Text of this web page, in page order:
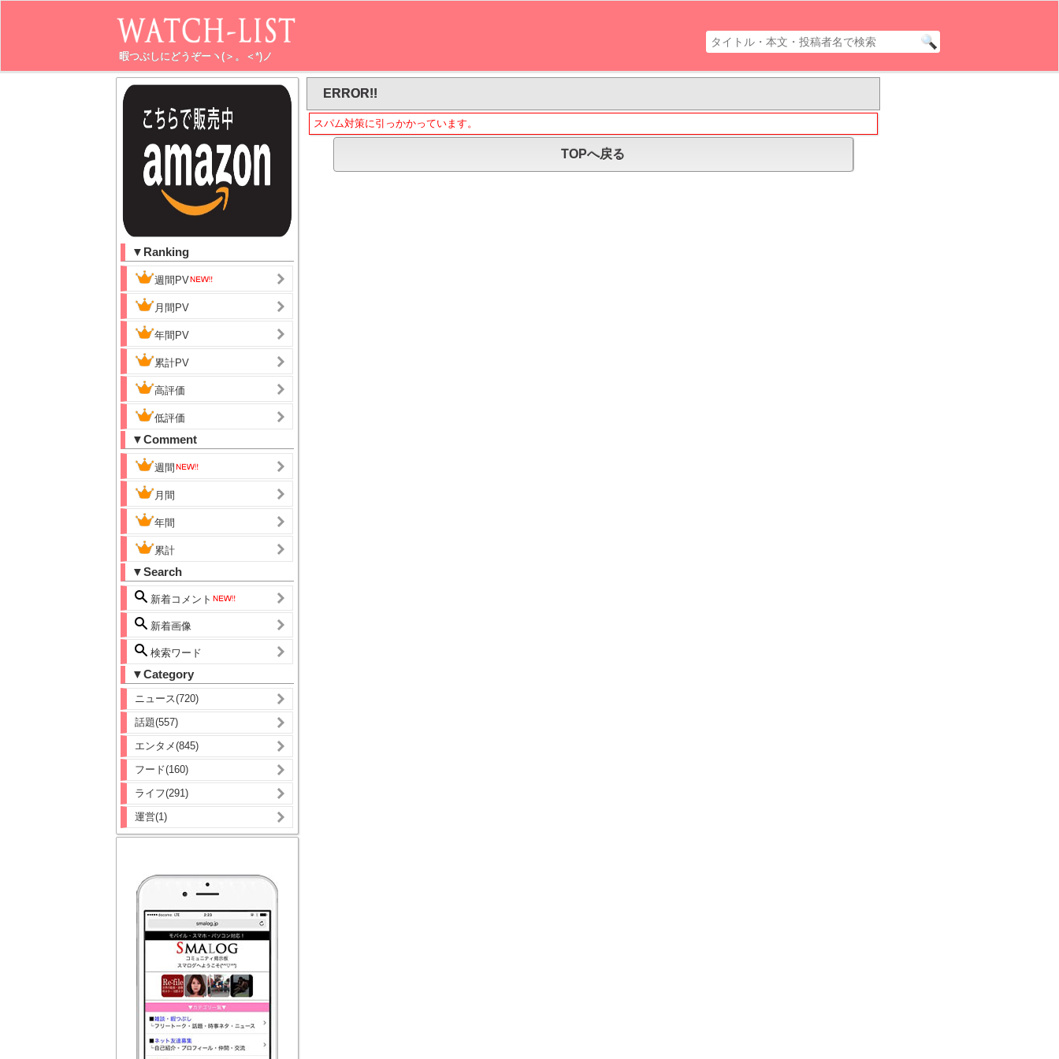
暇つぶしにどうぞーヽ(＞。＜*)ノ
▼Ranking
週間PV
月間PV
年間PV
累計PV
高評価
低評価
▼Comment
週間
月間
年間
累計
▼Search
新着コメント
新着画像
検索ワード
▼Category
ニュース(720)
話題(557)
エンタメ(845)
フード(160)
ライフ(291)
運営(1)
ERROR!!
スパム対策に引っかかっています。
TOPへ戻る